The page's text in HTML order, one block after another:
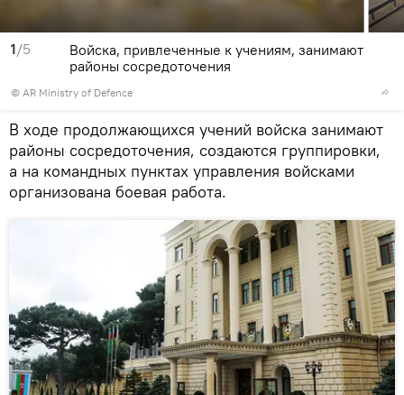
1/5
© AR Ministry of Defence
Войска, привлеченные к учениям, занимают
районы сосредоточения
В ходе продолжающихся учений войска занимают
районы сосредоточения, создаются группировки,
а на командных пунктах управления войсками
организована боевая работа.